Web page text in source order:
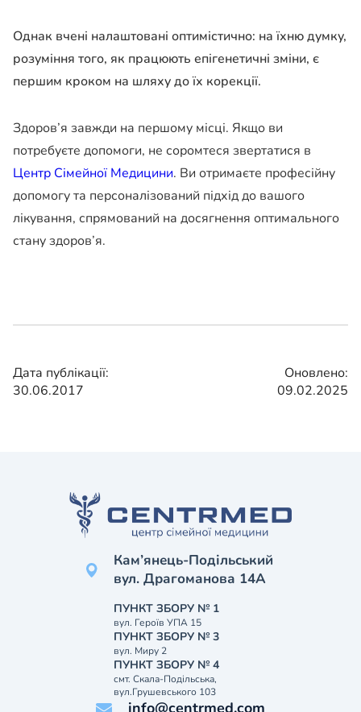
Однак вчені налаштовані оптимістично: на їхню думку,
розуміння того, як працюють епігенетичні зміни, є
першим кроком на шляху до їх корекції.
Здоров’я завжди на першому місці. Якщо ви
потребуєте допомоги, не соромтеся звертатися в
Центр Сімейної Медицини. Ви отримаєте професійну
допомогу та персоналізований підхід до вашого
лікування, спрямований на досягнення оптимального
стану здоров’я.
Дата публікації:
30.06.2017
Оновлено:
09.02.2025
Кам’янець-Подільський
вул. Драгоманова 14А
ПУНКТ ЗБОРУ № 1
вул. Героїв УПА 15
ПУНКТ ЗБОРУ № 3
вул. Миру 2
ПУНКТ ЗБОРУ № 4
смт. Скала-Подільська,
вул.Грушевського 103
info@centrmed.com